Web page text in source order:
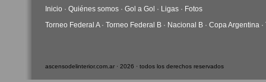
Inicio · Quiénes somos · Gol a Gol · Ligas · Fotos
Torneo Federal A· Torneo Federal B · Nacional B · Copa Argentina ·
ascensodelinterior.com.ar · 2026 · todos los derechos reservados